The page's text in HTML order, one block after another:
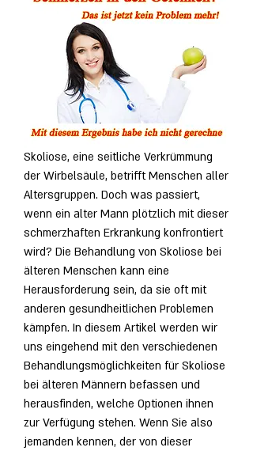
Skoliose, eine seitliche Verkrümmung
der Wirbelsäule, betrifft Menschen aller
Altersgruppen. Doch was passiert,
wenn ein alter Mann plötzlich mit dieser
schmerzhaften Erkrankung konfrontiert
wird? Die Behandlung von Skoliose bei
älteren Menschen kann eine
Herausforderung sein, da sie oft mit
anderen gesundheitlichen Problemen
kämpfen. In diesem Artikel werden wir
uns eingehend mit den verschiedenen
Behandlungsmöglichkeiten für Skoliose
bei älteren Männern befassen und
herausfinden, welche Optionen ihnen
zur Verfügung stehen. Wenn Sie also
jemanden kennen, der von dieser